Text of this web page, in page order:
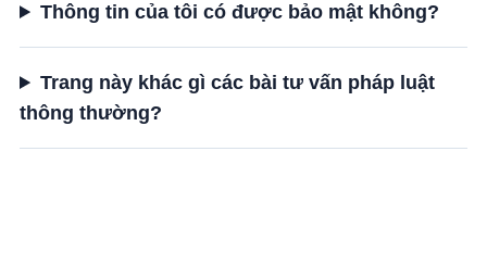
Thông tin của tôi có được bảo mật không?
Trang này khác gì các bài tư vấn pháp luật
thông thường?